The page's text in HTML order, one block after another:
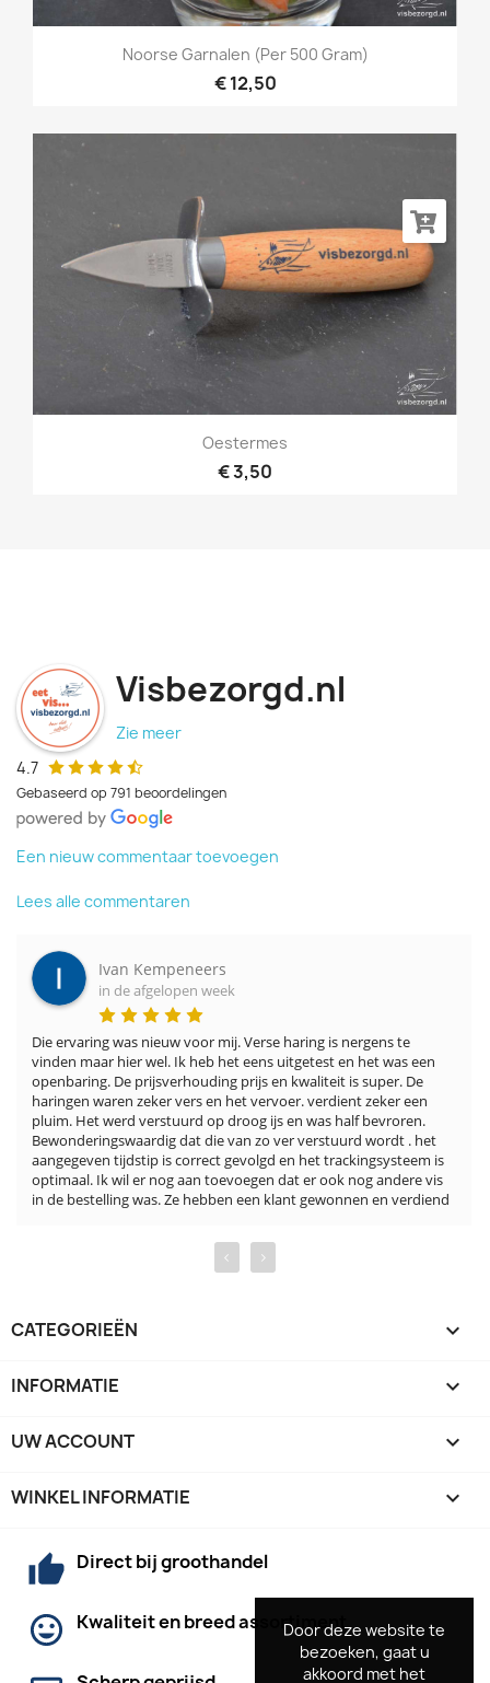
Door deze website te
bezoeken, gaat u
akkoord met het
Noorse Garnalen (per 500 Gram)
€ 12,50
Oestermes
€ 3,50
Visbezorgd.nl
Zie meer
4.7
Gebaseerd op 791 beoordelingen
Een nieuw commentaar toevoegen
Lees alle commentaren
Ivan Kempeneers
in de afgelopen week
Die ervaring was nieuw voor mij. Verse haring is nergens te
vinden maar hier wel. Ik heb het eens uitgetest en het was een
openbaring. De prijsverhouding prijs en kwaliteit is super. De
haringen waren zeker vers en het vervoer. verdient zeker een
pluim. Het werd verstuurd op droog ijs en was half bevroren.
Bewonderingswaardig dat die van zo ver verstuurd wordt . het
aangegeven tijdstip is correct gevolgd en het trackingsysteem is
optimaal. Ik wil er nog aan toevoegen dat er ook nog andere vis
in de bestelling was. Ze hebben een klant gewonnen en verdiend
‹ ›
CATEGORIEËN 
INFORMATIE 
UW ACCOUNT 
WINKEL INFORMATIE keyboard_arrow_down
Door deze website te
bezoeken, gaat u
akkoord met het
Direct bij groothandel
Kwaliteit en breed assortiment